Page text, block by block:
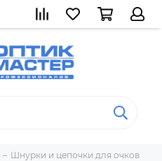
Шнурки и цепочки для очков